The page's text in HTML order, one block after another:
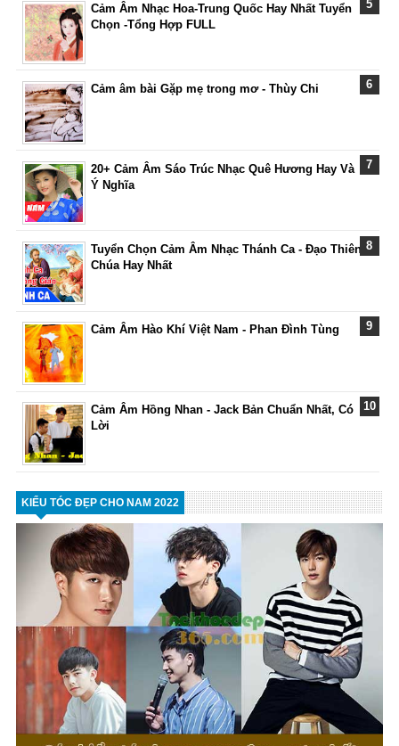
Cảm Âm Nhạc Hoa-Trung Quốc Hay Nhất Tuyển
Chọn -Tổng Hợp FULL
Cảm âm bài Gặp mẹ trong mơ - Thùy Chi
20+ Cảm Âm Sáo Trúc Nhạc Quê Hương Hay Và
Ý Nghĩa
Tuyển Chọn Cảm Âm Nhạc Thánh Ca - Đạo Thiên
Chúa Hay Nhất
Cảm Âm Hào Khí Việt Nam - Phan Đình Tùng
Cảm Âm Hồng Nhan - Jack Bản Chuẩn Nhất, Có
Lời
KIỂU TÓC ĐẸP CHO NAM 2022